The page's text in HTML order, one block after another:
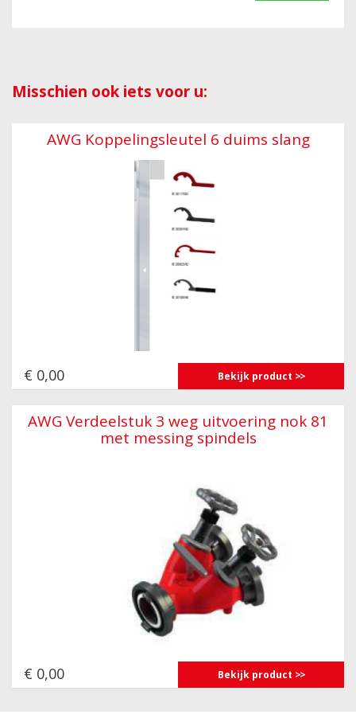
Misschien ook iets voor u:
AWG Koppelingsleutel 6 duims slang
€ 0,00 Bekijk product
AWG Verdeelstuk 3 weg uitvoering nok 81
met messing spindels
€ 0,00 Bekijk product